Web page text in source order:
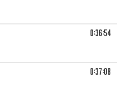
0:36:54
0:37:08